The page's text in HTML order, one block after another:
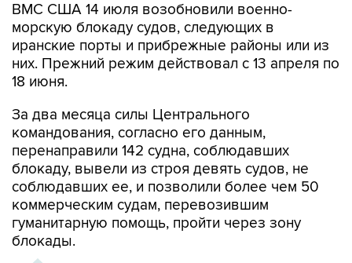
ВМС США 14 июля возобновили военно-
морскую блокаду судов, следующих в
иранские порты и прибрежные районы или из
них. Прежний режим действовал с 13 апреля по
18 июня.
За два месяца силы Центрального
командования, согласно его данным,
перенаправили 142 судна, соблюдавших
блокаду, вывели из строя девять судов, не
соблюдавших ее, и позволили более чем 50
коммерческим судам, перевозившим
гуманитарную помощь, пройти через зону
блокады.